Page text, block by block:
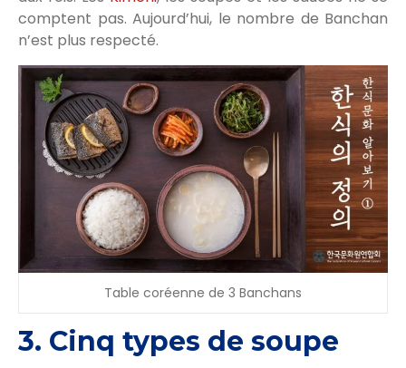
comptent pas. Aujourd’hui, le nombre de Banchan
n’est plus respecté.
Table coréenne de 3 Banchans
3. Cinq types de soupe